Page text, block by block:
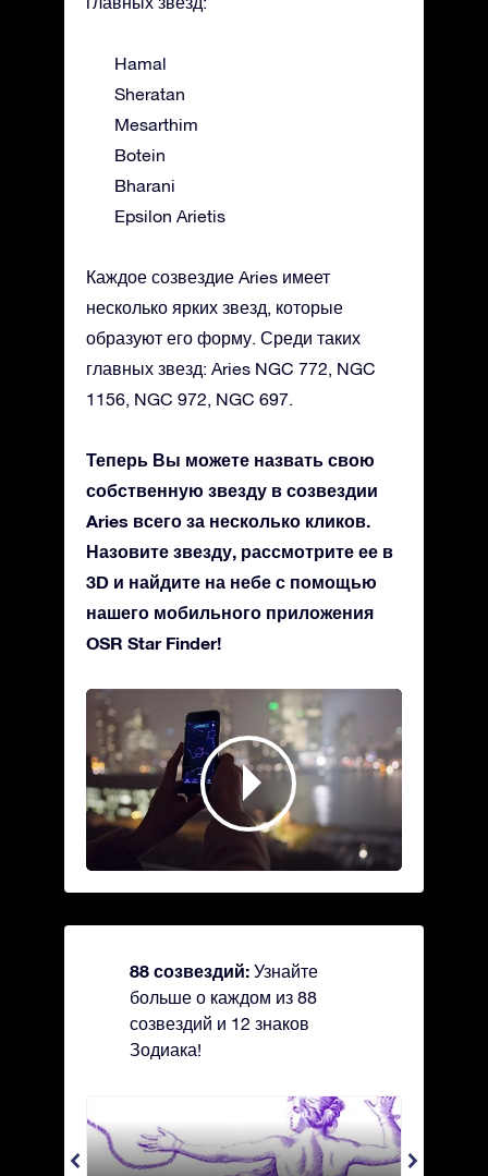
Hamal
Sheratan
Mesarthim
Botein
Bharani
Epsilon Arietis
Каждое созвездие Aries имеет
несколько ярких звезд, которые
образуют его форму. Среди таких
главных звезд: Aries NGC 772, NGC
1156, NGC 972, NGC 697.
Теперь Вы можете назвать свою
собственную звезду в созвездии
Aries всего за несколько кликов.
Назовите звезду, рассмотрите ее в
3D и найдите на небе с помощью
нашего мобильного приложения
OSR Star Finder!
88 созвездий: Узнайте
больше о каждом из 88
созвездий и 12 знаков
Зодиака!
Andromeda - Андромеда